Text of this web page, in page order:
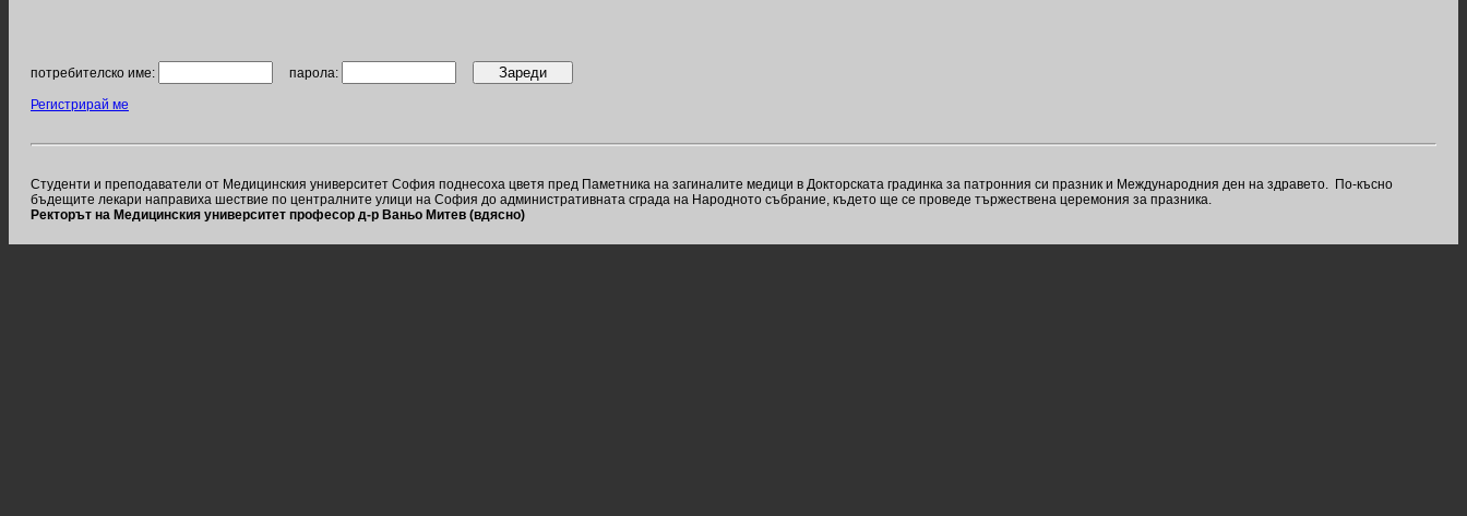
потребителско име: парола:
Регистрирай ме
Студенти и преподаватели от Медицинския университет София поднесоха цветя пред Паметника на загиналите медици в Докторската градинка за патронния си празник и Международния ден на здравето. По-късно
бъдещите лекари направиха шествие по централните улици на София до административната сграда на Народното събрание, където ще се проведе тържествена церемония за празника.
Ректорът на Медицинския университет професор д-р Ваньо Митев (вдясно)